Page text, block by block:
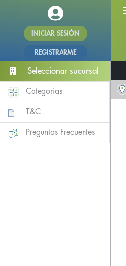
INICIAR SESIÓN
REGISTRARME
Seleccionar sucursal
Categorías
T&C
Preguntas Frecuentes